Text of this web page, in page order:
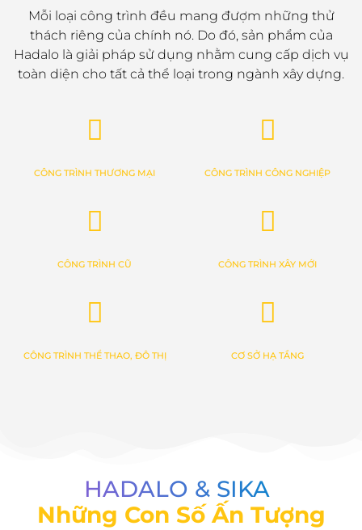
Mỗi loại công trình đều mang đượm những thử
thách riêng của chính nó. Do đó, sản phẩm của
Hadalo là giải pháp sử dụng nhằm cung cấp dịch vụ
toàn diện cho tất cả thể loại trong ngành xây dựng.
CÔNG TRÌNH THƯƠNG MẠI CÔNG TRÌNH CÔNG NGHIỆP
CÔNG TRÌNH CŨ CÔNG TRÌNH XÂY MỚI
CÔNG TRÌNH THỂ THAO, ĐÔ THỊ CƠ SỞ HẠ TẦNG
HADALO & SIKA
Những Con Số Ấn Tượng